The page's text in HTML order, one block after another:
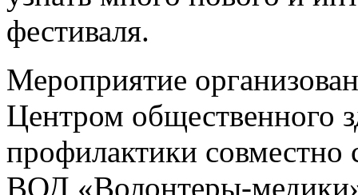
фестиваля.
Мероприятие
Центром общественного
профилактики совместно
ВОД «Волонтеры-